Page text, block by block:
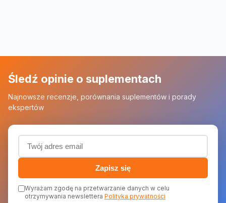
Śledź opinie o suplementach
Najnowsze recenzje, porównania suplementów i porady
ekspertów
Adres email (wymagany)
Zapisz się
Wyrażam zgodę na przetwarzanie danych w celu
otrzymywania newslettera Polityka prywatności